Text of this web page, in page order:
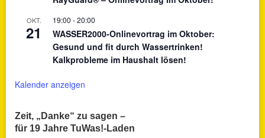
OKT.
21
19:00 -20:00
WASSER2000-Onlinevortrag im Oktober:
Gesund und fit durch Wassertrinken!
Kalkprobleme im Haushalt lösen!
Kalender anzeigen
Zeit, „Danke“ zu sagen –
für 19 Jahre TuWas!-Laden